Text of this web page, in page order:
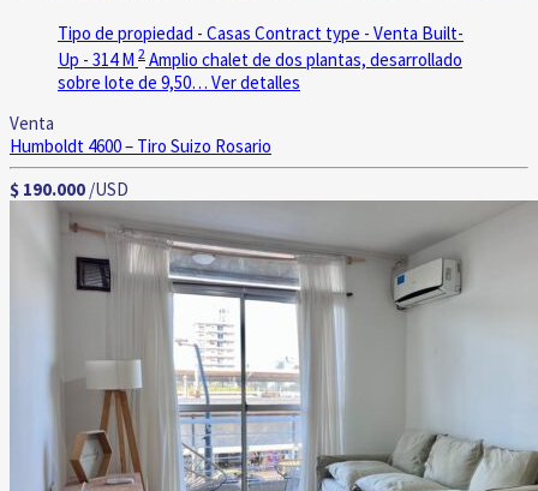
Tipo de propiedad - Casas Contract type - Venta Built-
Up - 314 M 2 Amplio chalet de dos plantas, desarrollado
sobre lote de 9,50… Ver detalles
Venta
Humboldt 4600 – Tiro Suizo Rosario
$ 190.000 /USD